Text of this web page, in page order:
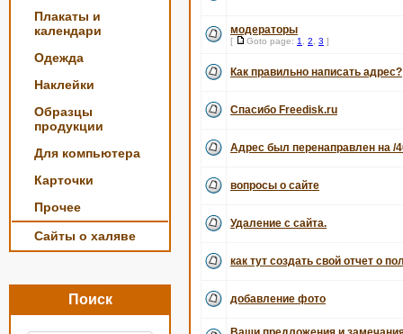
Плакаты и
календари
Одежда
Наклейки
Образцы
продукции
Для компьютера
Карточки
Прочее
Сайты о халяве
Поиск
модераторы
[ Goto page: 1 2 3 ]
Как правильно написать адрес?
Спасибо Freedisk.ru
Адрес был перенаправлен на /
вопросы о сайте
Удаление с сайта.
как тут создать свой отчет о
добавление фото